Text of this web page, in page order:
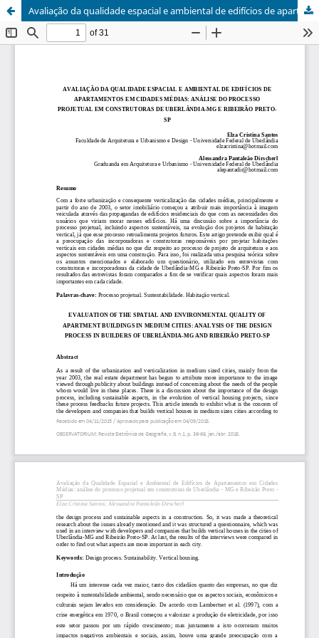
Avaliação da qualidade espacial e ambiental de edifícios de apartamentos em cidades médias: análise do processo projetual em construtoras de Uberlândia-MG e Ribeirão Preto-SP Evaluation of the spatial and environmental quality of apartment buildings in medium cities: analysis of the design process in builders of Uberlândia-MG and Ribeirão Preto-SP